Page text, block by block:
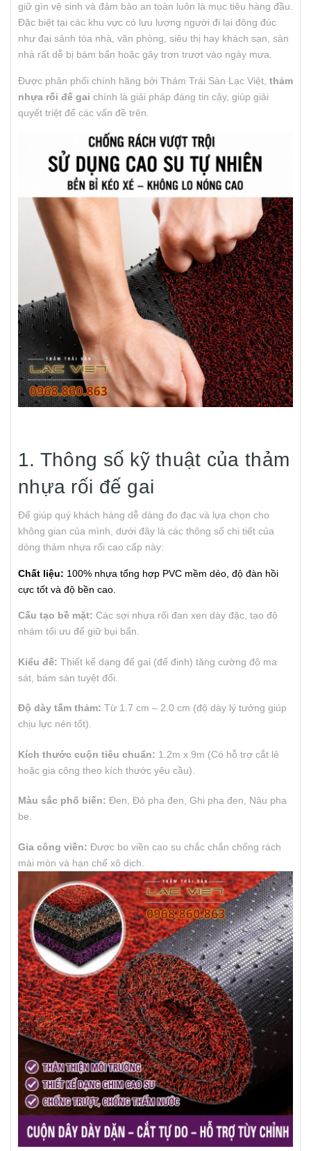
giữ gìn vệ sinh và đảm bảo an toàn luôn là mục tiêu hàng đầu.
Đặc biệt tại các khu vực có lưu lượng người đi lại đông đúc
như đại sảnh tòa nhà, văn phòng, siêu thị hay khách sạn, sàn
nhà rất dễ bị bám bẩn hoặc gây trơn trượt vào ngày mưa.
Được phân phối chính hãng bởi Thảm Trải Sàn Lạc Việt, thảm
nhựa rối đế gai chính là giải pháp đáng tin cậy, giúp giải
quyết triệt để các vấn đề trên.
1. Thông số kỹ thuật của thảm
nhựa rối đế gai
Để giúp quý khách hàng dễ dàng đo đạc và lựa chọn cho
không gian của mình, dưới đây là các thông số chi tiết của
dòng thảm nhựa rối cao cấp này:
Chất liệu: 100% nhựa tổng hợp PVC mềm dẻo, độ đàn hồi
cực tốt và độ bền cao.
Cấu tạo bề mặt: Các sợi nhựa rối đan xen dày đặc, tạo độ
nhám tối ưu để giữ bụi bẩn.
Kiểu đế: Thiết kế dạng đế gai (đế đinh) tăng cường độ ma
sát, bám sàn tuyệt đối.
Độ dày tấm thảm: Từ 1.7 cm – 2.0 cm (độ dày lý tưởng giúp
chịu lực nén tốt).
Kích thước cuộn tiêu chuẩn: 1.2m x 9m (Có hỗ trợ cắt lẻ
hoặc gia công theo kích thước yêu cầu).
Màu sắc phổ biến: Đen, Đỏ pha đen, Ghi pha đen, Nâu pha
be.
Gia công viền: Được bo viền cao su chắc chắn chống rách
mài mòn và hạn chế xô dịch.